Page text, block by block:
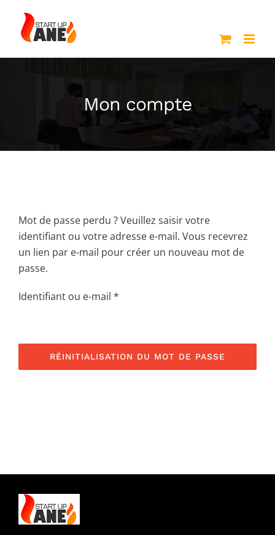
contenu
Mon compte
Mot de passe perdu ? Veuillez saisir votre
identifiant ou votre adresse e-mail. Vous recevrez
un lien par e-mail pour créer un nouveau mot de
passe.
Identifiant ou e-mail *
RÉINITIALISATION DU MOT DE PASSE